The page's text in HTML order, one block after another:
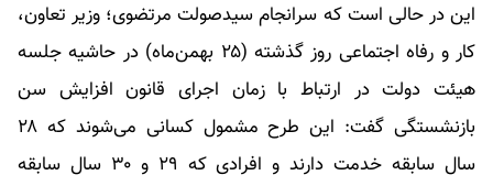
این در حالی است که سرانجام سیدصولت مرتضوی؛ وزیر تعاون،
کار و رفاه اجتماعی روز گذشته (۲۵ بهمن‌ماه) در حاشیه جلسه
هیئت دولت در ارتباط با زمان اجرای قانون افزایش سن
بازنشستگی گفت: این طرح مشمول کسانی می‌شوند که ۲۸
سال سابقه خدمت دارند و افرادی که ۲۹ و ۳۰ سال سابقه